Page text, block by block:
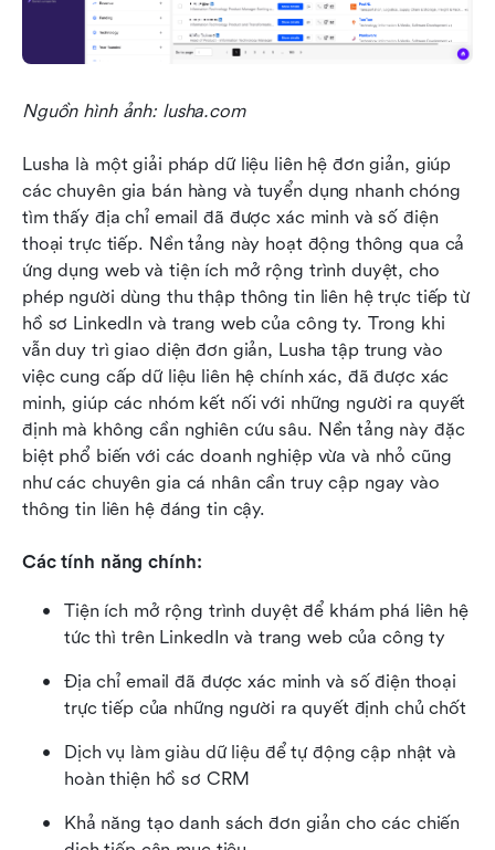
Nguồn hình ảnh: lusha.com
Lusha là một giải pháp dữ liệu liên hệ đơn giản, giúp
các chuyên gia bán hàng và tuyển dụng nhanh chóng
tìm thấy địa chỉ email đã được xác minh và số điện
thoại trực tiếp. Nền tảng này hoạt động thông qua cả
ứng dụng web và tiện ích mở rộng trình duyệt, cho
phép người dùng thu thập thông tin liên hệ trực tiếp từ
hồ sơ LinkedIn và trang web của công ty. Trong khi
vẫn duy trì giao diện đơn giản, Lusha tập trung vào
việc cung cấp dữ liệu liên hệ chính xác, đã được xác
minh, giúp các nhóm kết nối với những người ra quyết
định mà không cần nghiên cứu sâu. Nền tảng này đặc
biệt phổ biến với các doanh nghiệp vừa và nhỏ cũng
như các chuyên gia cá nhân cần truy cập ngay vào
thông tin liên hệ đáng tin cậy.
Các tính năng chính:
Tiện ích mở rộng trình duyệt để khám phá liên hệ
tức thì trên LinkedIn và trang web của công ty
Địa chỉ email đã được xác minh và số điện thoại
trực tiếp của những người ra quyết định chủ chốt
Dịch vụ làm giàu dữ liệu để tự động cập nhật và
hoàn thiện hồ sơ CRM
Khả năng tạo danh sách đơn giản cho các chiến